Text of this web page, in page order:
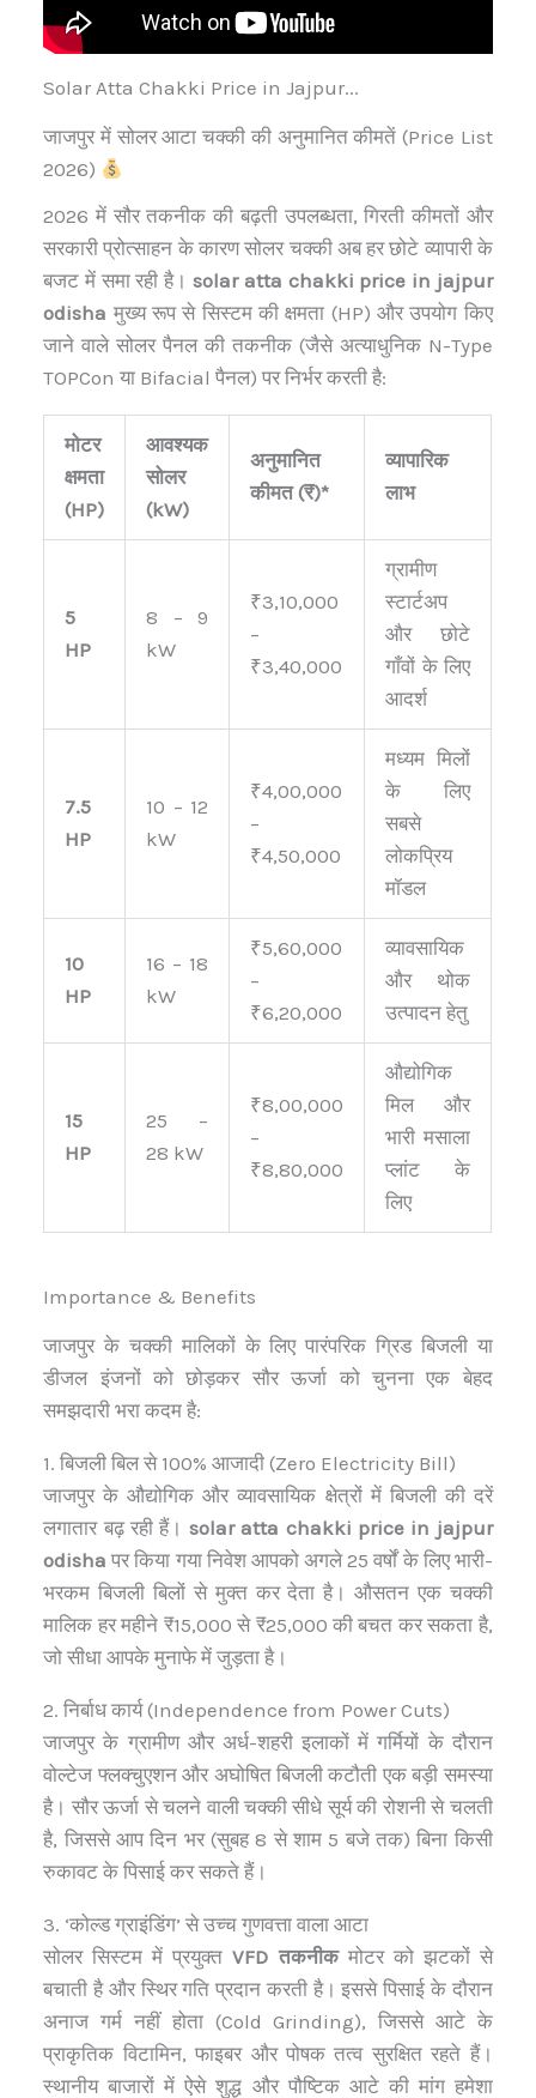
Solar Atta Chakki Price in Jajpur...
जाजपुर में सोलर आटा चक्की की अनुमानित कीमतें (Price List
2026)
2026 में सौर तकनीक की बढ़ती उपलब्धता, गिरती कीमतों और
सरकारी प्रोत्साहन के कारण सोलर चक्की अब हर छोटे व्यापारी के
बजट में समा रही है। solar atta chakki price in jajpur
odisha मुख्य रूप से सिस्टम की क्षमता (HP) और उपयोग किए
जाने वाले सोलर पैनल की तकनीक (जैसे अत्याधुनिक N-Type
TOPCon या Bifacial पैनल) पर निर्भर करती है:
मोटर
क्षमता
(HP)
आवश्यक
सोलर
(kW)
अनुमानित
कीमत (₹)*
व्यापारिक
लाभ
5
HP
8 – 9
kW
₹3,10,000
–
₹3,40,000
ग्रामीण
स्टार्टअप
और छोटे
गाँवों के लिए
आदर्श
7.5
HP
10 – 12
kW
₹4,00,000
–
₹4,50,000
मध्यम मिलों
के लिए
सबसे
लोकप्रिय
मॉडल
10
HP
16 – 18
kW
₹5,60,000
–
₹6,20,000
व्यावसायिक
और थोक
उत्पादन हेतु
15
HP
25 –
28 kW
₹8,00,000
–
₹8,80,000
औद्योगिक
मिल और
भारी मसाला
प्लांट के
लिए
Importance & Benefits
जाजपुर के चक्की मालिकों के लिए पारंपरिक ग्रिड बिजली या
डीजल इंजनों को छोड़कर सौर ऊर्जा को चुनना एक बेहद
समझदारी भरा कदम है:
1. बिजली बिल से 100% आजादी (Zero Electricity Bill)
जाजपुर के औद्योगिक और व्यावसायिक क्षेत्रों में बिजली की दरें
लगातार बढ़ रही हैं। solar atta chakki price in jajpur
odisha पर किया गया निवेश आपको अगले 25 वर्षों के लिए भारी-
भरकम बिजली बिलों से मुक्त कर देता है। औसतन एक चक्की
मालिक हर महीने ₹15,000 से ₹25,000 की बचत कर सकता है,
जो सीधा आपके मुनाफे में जुड़ता है।
2. निर्बाध कार्य (Independence from Power Cuts)
जाजपुर के ग्रामीण और अर्ध-शहरी इलाकों में गर्मियों के दौरान
वोल्टेज फ्लक्चुएशन और अघोषित बिजली कटौती एक बड़ी समस्या
है। सौर ऊर्जा से चलने वाली चक्की सीधे सूर्य की रोशनी से चलती
है, जिससे आप दिन भर (सुबह 8 से शाम 5 बजे तक) बिना किसी
रुकावट के पिसाई कर सकते हैं।
3. ‘कोल्ड ग्राइंडिंग’ से उच्च गुणवत्ता वाला आटा
सोलर सिस्टम में प्रयुक्तVFD तकनीकमोटर को झटकों से
बचाती है और स्थिर गति प्रदान करती है। इससे पिसाई के दौरान
अनाज गर्म नहीं होता (Cold Grinding), जिससे आटे के
प्राकृतिक विटामिन, फाइबर और पोषक तत्व सुरक्षित रहते हैं।
स्थानीय बाजारों में ऐसे शुद्ध और पौष्टिक आटे की मांग हमेशा